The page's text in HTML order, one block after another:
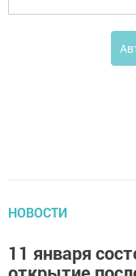
НОВОСТИ
11 января